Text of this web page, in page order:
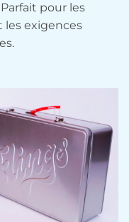
pour les
les exigences